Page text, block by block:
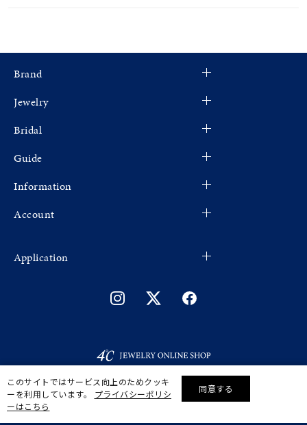
絞り込んで検索する
Brand
Jewelry
Bridal
Guide
Information
Account
Application
このサイトではサービス向上のためクッキ
ーを利用しています。 プライバシーポリシ
ーはこちら
同意する